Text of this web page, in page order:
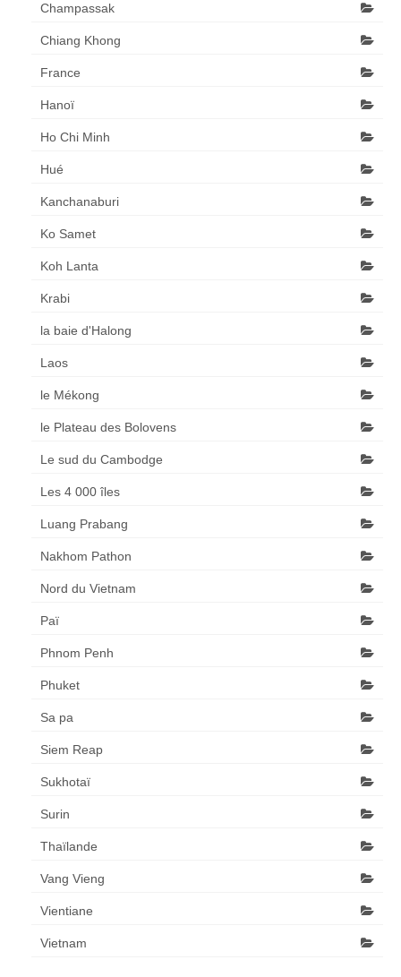
Champassak
Chiang Khong
France
Hanoï
Ho Chi Minh
Hué
Kanchanaburi
Ko Samet
Koh Lanta
Krabi
la baie d'Halong
Laos
le Mékong
le Plateau des Bolovens
Le sud du Cambodge
Les 4 000 îles
Luang Prabang
Nakhom Pathon
Nord du Vietnam
Paï
Phnom Penh
Phuket
Sa pa
Siem Reap
Sukhotaï
Surin
Thaïlande
Vang Vieng
Vientiane
Vietnam